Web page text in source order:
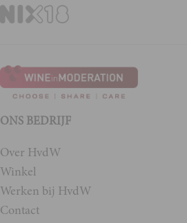
ONS BEDRIJF
Over HvdW
Winkel
Werken bij HvdW
Contact